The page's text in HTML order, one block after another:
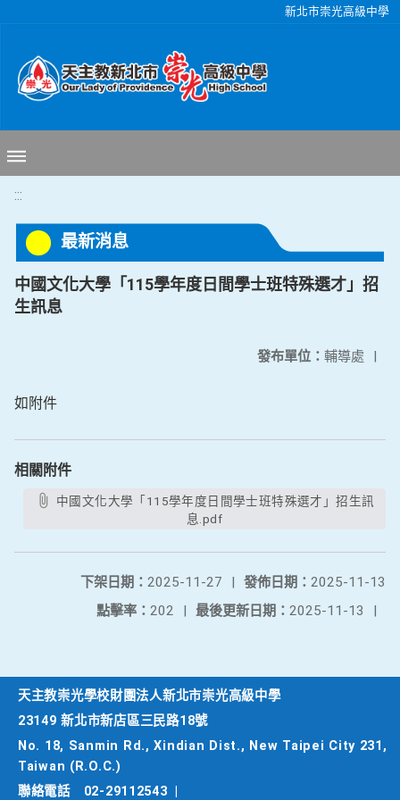
新北市崇光高級中學
:::
最新消息
中國文化大學「115學年度日間學士班特殊選才」招
生訊息
發布單位： 輔導處 |
如附件
相關附件
息.pdf
發佈日期： 2025-11-13
下架日期： 2025-11-27
|
最後更新日期： 2025-11-13 |
點擊率： 202 |
天主教崇光學校財團法人新北市崇光高級中學
23149 新北市新店區三民路18號
No. 18, Sanmin Rd., Xindian Dist., New Taipei City 231,
Taiwan (R.O.C.)
聯絡電話
02-29112543